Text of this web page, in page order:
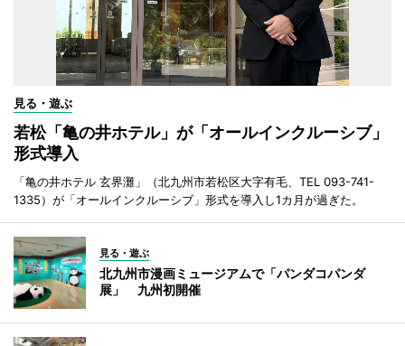
見る・遊ぶ
若松「亀の井ホテル」が「オールインクルーシブ」
形式導入
「亀の井ホテル 玄界灘」（北九州市若松区大字有毛、TEL 093-741-
1335）が「オールインクルーシブ」形式を導入し1カ月が過ぎた。
見る・遊ぶ
北九州市漫画ミュージアムで「パンダコパンダ
展」 九州初開催